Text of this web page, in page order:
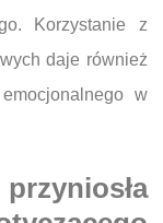
Korzystanie z
daje również
w